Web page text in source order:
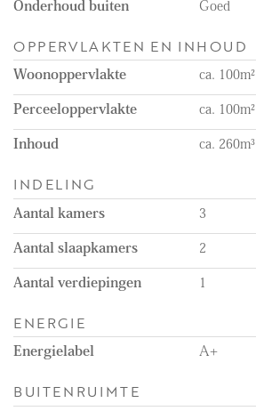
Onderhoud buiten Goed
OPPERVLAKTEN EN INHOUD
Woonoppervlakte ca. 100m²
Perceeloppervlakte ca. 100m²
Inhoud ca. 260m³
INDELING
Aantal kamers 3
Aantal slaapkamers 2
Aantal verdiepingen 1
ENERGIE
Energielabel A+
BUITENRUIMTE